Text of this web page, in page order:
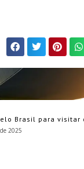
Brasil para visitar
2025